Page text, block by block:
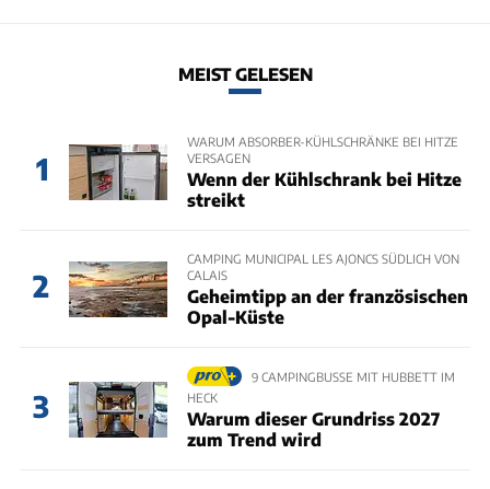
MEIST GELESEN
1
WARUM ABSORBER-KÜHLSCHRÄNKE BEI HITZE
VERSAGEN
Wenn der Kühlschrank bei Hitze
streikt
2
CAMPING MUNICIPAL LES AJONCS SÜDLICH VON
CALAIS
Geheimtipp an der französischen
Opal-Küste
3
9 CAMPINGBUSSE MIT HUBBETT IM
HECK
Warum dieser Grundriss 2027
zum Trend wird